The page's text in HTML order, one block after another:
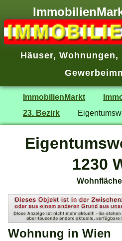
Häuser, Wohnungen,
ImmobilienMarkt
23. Bezirk
1230
Wohnung in Wien